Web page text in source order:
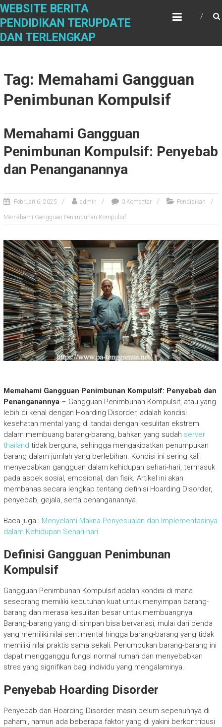
S
i
p
t
WEBSITE BERITA
PENDIDIKAN TERUPDATE
DAN TERLENGKAP
Tag: Memahami Gangguan
Penimbunan Kompulsif
Memahami Gangguan
Penimbunan Kompulsif: Penyebab
dan Penanganannya
Februari 6, 2025 admin 0 Komentar Pendidikan
Memahami Gangguan Penimbunan Kompulsif
Memahami Gangguan Penimbunan Kompulsif: Penyebab dan
Penanganannya– Gangguan Penimbunan Kompulsif, atau yang
lebih di kenal dengan Hoarding Disorder, adalah kondisi
kesehatan mental yang di tandai dengan kesulitan ekstrem
dalam membuang barang-barang, bahkan yang sudah server
thailand tidak berguna, sehingga mengakibatkan penumpukan
barang dalam jumlah yang berlebihan. Kondisi ini sering kali
menyebabkan gangguan dalam kehidupan sehari-hari, termasuk
pada aspek sosial, emosional, dan fisik. Artikel ini akan
membahas secara lengkap tentang definisi Hoarding Disorder,
penyebab, gejala, serta penanganannya.
Baca juga : Menyelami Makna Penyesuaian dan Implementasinya
dalam Kehidupan Sehari-hari
Definisi Gangguan Penimbunan
Kompulsif
Gangguan Penimbunan Kompulsif adalah kondisi di mana
seseorang memiliki kebutuhan kuat untuk menyimpan barang-
barang dan merasa kesulitan besar untuk membuangnya.
Barang-barang yang di simpan bisa bervariasi, mulai dari benda
yang memiliki nilai sentimental hingga barang-barang yang tidak
memiliki nilai praktis sama sekali. Penumpukan barang-barang ini
dapat mengganggu fungsi normal rumah dan menyebabkan
stres yang signifikan bagi individu yang mengalaminya.
Penyebab Hoarding Disorder
Penyebab dari Hoarding Disorder masih belum sepenuhnya di
pahami, namun ada beberapa faktor yang di yakini berkontribusi